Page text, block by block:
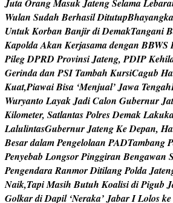
JutaOrangMasukJatengSelamaLebara
Wulan Sudah BerhasilDitutupBhayangka
UntukKorban BanjirdiDemakTanganiB
KapoldaAkan Kerjasamadengan BBWS
PilegDPRD ProvinsiJateng, PDIPKehil
Gerindadan PSI Tambah KursiCagub Ha
Kuat,PiawaiBisa ‘Menjual’Jawa Tengah
Wuryanto LayakJadiCalon GubernurJat
Kilometer, SatlantasPolresDemakLakuk
LalulintasGubernurJatengKeDepan, Ha
BesardalamPengelolaan PADTambangP
Penyebab LongsorPinggiran Bengawan
PengendaraRanmorDitilangPoldaJaten
Naik,TapiMasih Butuh KoalisidiPigub J
GolkardiDapil ‘Neraka’JabarILoloske